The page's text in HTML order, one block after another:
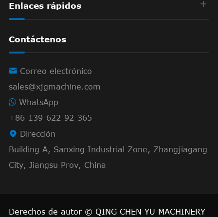
Enlaces rápidos
Contáctenos
 Correo electrónico
sales@xjgmachine.com
WhatsApp
+86-139-622-92-365
 Dirección
Building A, Sanxing Industrial Zone, Zhangjiagang
City, Jiangsu Prov, China
Derechos de autor © QING CHEN YU MACHINERY